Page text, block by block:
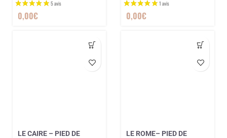
0,00€ 0,00€
LE CAIRE – PIED DE
LE ROME– PIED DE